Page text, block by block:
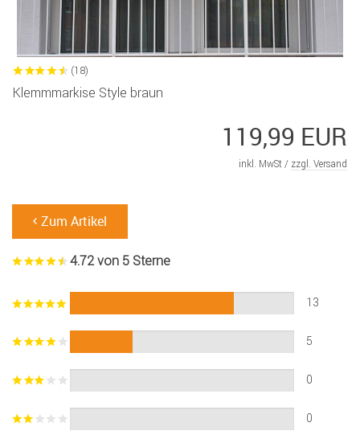
(18)
Klemmmarkise Style braun
119,99 EUR
inkl. MwSt / zzgl. Versand
Zum Artikel
4.72 von 5 Sterne
13
5
0
0